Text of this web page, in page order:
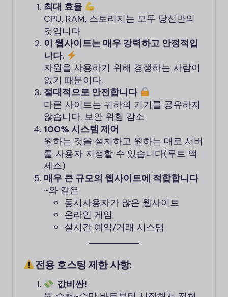
최대 효율
CPU, RAM, 스토리지는 모두 당신만의
것입니다
이 웹사이트는 매우 강력하고 안정적입
니다.
자원을 사용하기 위해 경쟁하는 사람이
없기 때문이다.
절대적으로 안전합니다
다른 사이트는 귀하의 기기를 공유하지
않습니다. 보안 위험 감소
100% 시스템 제어
원하는 것을 설치하고 원하는 대로 서버
를 사용자 지정할 수 있습니다(루트 액
세스)
매우 큰 규모의 웹사이트에 적합합니다
~와 같은
동시사용자가 많은 웹사이트
온라인 게임
실시간 예약/거래 시스템
전용 호스팅 제한 사항:
값비싼!